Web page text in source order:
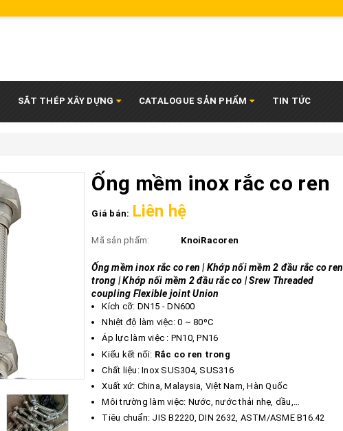
SẮT THÉP XÂY DỰNG CATALOGUE SẢN PHẨM TIN TỨC
Ống mềm inox rắc co ren
Giá bán: Liên hệ
Mã sản phẩm: KnoiRacoren
Ống mềm inox rắc co ren | Khớp nối mềm 2 đầu rắc co ren
trong | Khớp nối mềm 2 đầu rắc co | Srew Threaded
coupling Flexible joint Union
Kích cỡ: DN15 - DN600
Nhiệt độ làm việc: 0 ~ 80ºC
Áp lực làm việc : PN10, PN16
Kiểu kết nối: Rắc co ren trong
Chất liệu: Inox SUS304, SUS316
Xuất xứ: China, Malaysia, Việt Nam, Hàn Quốc
Môi trường làm việc: Nước, nước thải nhẹ, dầu,…
Tiêu chuẩn: JIS B2220, DIN 2632, ASTM/ASME B16.42